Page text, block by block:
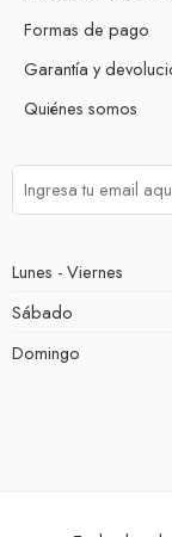
Formas de pago
Garantía y
Quiénes somos
Lunes - Viernes
Sábado
Domingo